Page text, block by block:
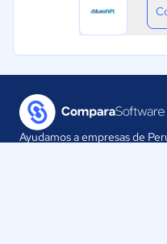
Ayudamos a empresas de